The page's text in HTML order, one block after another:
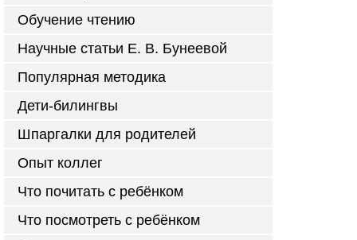
Обучение чтению
Научные статьи Е. В. Бунеевой
Популярная методика
Дети-билингвы
Шпаргалки для родителей
Опыт коллег
Что почитать с ребёнком
Что посмотреть с ребёнком